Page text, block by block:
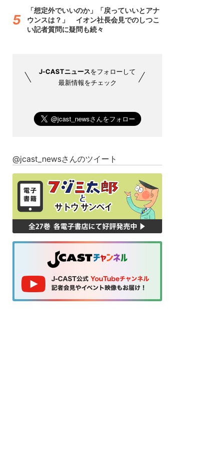
「想定外でいいのか」「戻っていいとアナ
ウンスは？」 イオン社長会見でのしつこ
い記者質問に疑問も続々
J-CASTニュースをフォローして
最新情報をチェック
@jcast_newsさんのツイート